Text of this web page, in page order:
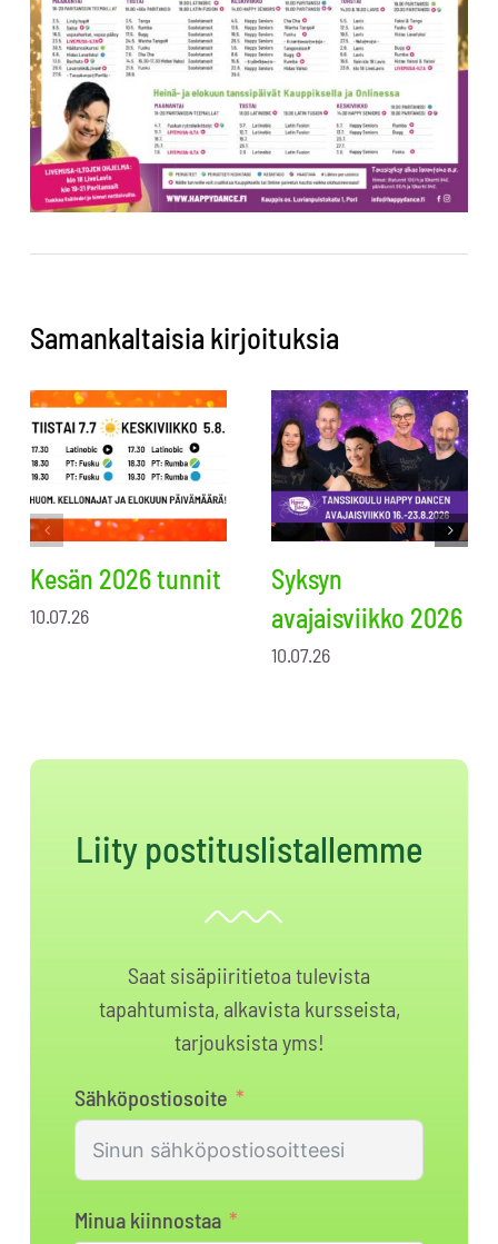
Samankaltaisia kirjoituksia
Kesän 2026 tunnit
10.07.26
Syksyn
avajaisviikko 2026
10.07.26
Liity postituslistallemme
Saat sisäpiiritietoa tulevista
tapahtumista, alkavista kursseista,
tarjouksista yms!
Sähköpostiosoite
Minua kiinnostaa